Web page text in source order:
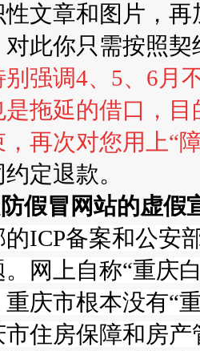
性文章和图片，
对此你只需按照
别强调4、 5、 6月
是拖延的借口，目
再次对您用上“
定退款。
假冒网站的虚假
的ICP备案和公安
网上自称“重庆
重庆市根本没有“
市住房保障和房